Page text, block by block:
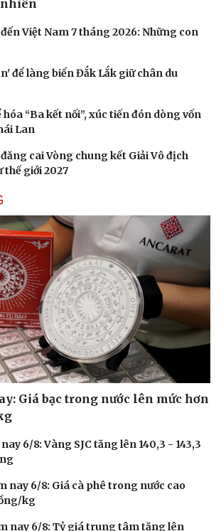
Việt Nam 7 tháng 2026: Những con
để làng biển Đắk Lắk giữ chân du
hóa “Ba kết nối”, xúc tiến đón dòng vốn
Lan
cai Vòng chung kết Giải Vô địch
thế giới 2027
Giá bạc trong nước lên mức hơn
6/8: Vàng SJC tăng lên 140,3 - 143,3
nay 6/8: Giá cà phê trong nước cao
kg
nay 6/8: Tỷ giá trung tâm tăng lên